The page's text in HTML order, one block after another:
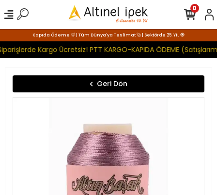
Kapıda Ödeme 🛒 | Tüm Dünya'ya Teslimat 🚀 | Sektörde 25. YIL 🧿
Kargo Ücretsiz! PTT KARGO-KAPIDA ÖDEME
0
Geri Dön